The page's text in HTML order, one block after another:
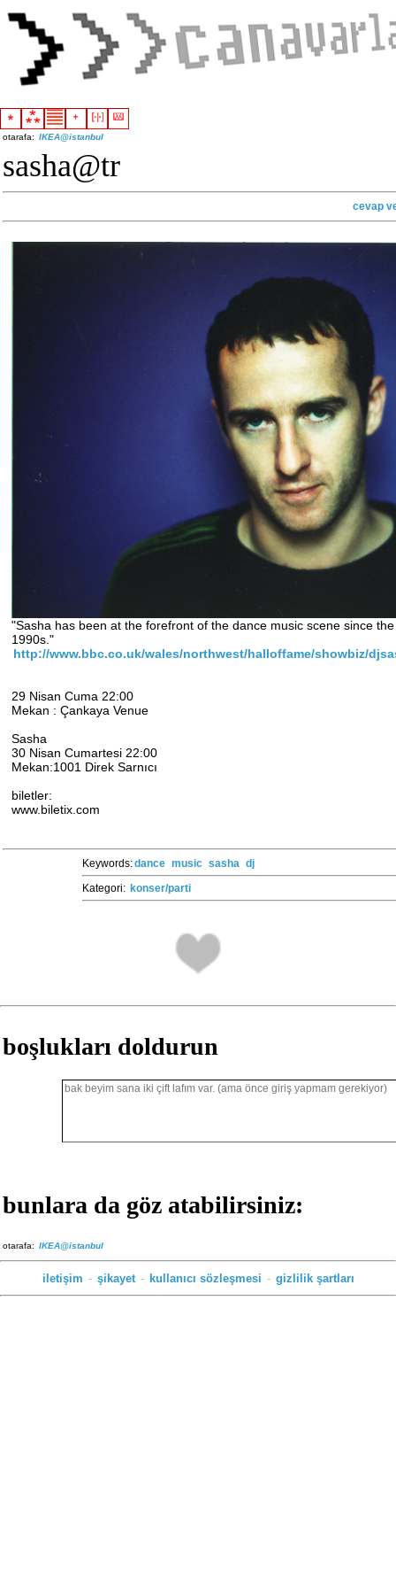
otarafa: IKEA@istanbul
sasha@tr
cevap
"Sasha has been at the forefront of the dance music scene since
1990s."
http://www.bbc.co.uk/wales/northwest/halloffame/showbiz/
29 Nisan Cuma 22:00
Mekan : Çankaya Venue
Sasha
30 Nisan Cumartesi 22:00
Mekan:1001 Direk Sarnıcı
biletler:
www.biletix.com
Keywords:dance music sasha dj
Kategori: konser/parti
boşlukları doldurun
bunlara da göz atabilirsiniz:
otarafa: IKEA@istanbul
iletişim - şikayet - kullanıcı sözleşmesi - gizlilik şartları